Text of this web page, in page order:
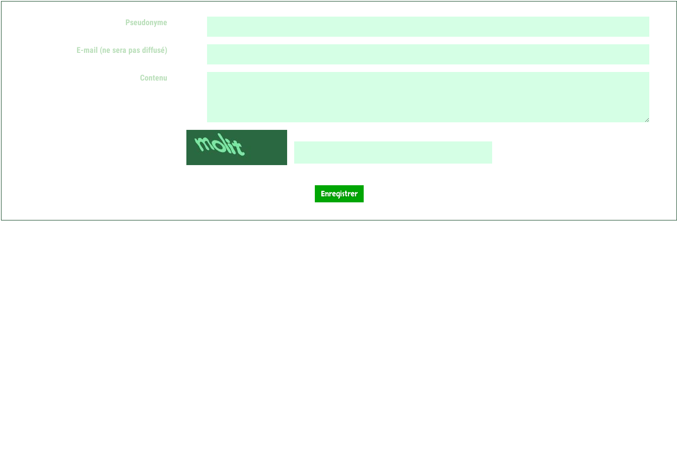
Pseudonyme
E-mail (ne sera pas diffusé)
Contenu
Enregistrer